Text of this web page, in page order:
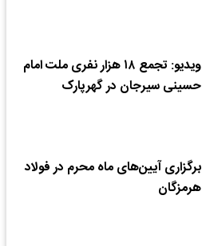
ویدیو: تجمع ۱۸ هزار نفری ملت امام
حسینی سیرجان در گهرپارک
برگزاری آیین‌های ماه محرم در فولاد
هرمزگان